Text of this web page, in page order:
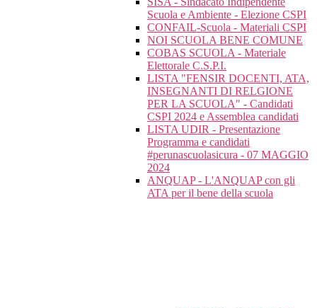
Scuola e Ambiente - Elezione CSPI
CONFAIL-Scuola - Materiali CSPI
NOI SCUOLA BENE COMUNE
COBAS SCUOLA - Materiale
Elettorale C.S.P.I.
LISTA "FENSIR DOCENTI, ATA,
INSEGNANTI DI RELGIONE
PER LA SCUOLA" - Candidati
CSPI 2024 e Assemblea candidati
LISTA UDIR - Presentazione
Programma e candidati
#perunascuolasicura - 07 MAGGIO
2024
ANQUAP - L'ANQUAP con gli
ATA per il bene della scuola